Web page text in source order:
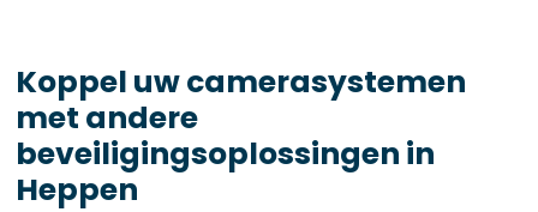
Koppel uw camerasystemen
met andere
beveiligingsoplossingen in
Heppen